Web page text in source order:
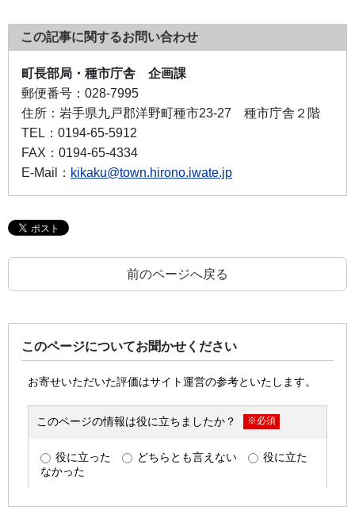
この記事に関するお問い合わせ
町長部局・種市庁舎 企画課
郵便番号： 028-7995
住所： 岩手県九戸郡洋野町種市23-27 種市庁舎２階
TEL： 0194-65-5912
FAX： 0194-65-4334
E-Mail： kikaku@town.hirono.iwate.jp
前のページへ戻る
このページについてお聞かせください